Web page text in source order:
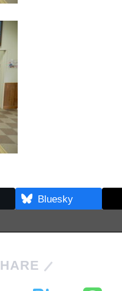
Bluesky